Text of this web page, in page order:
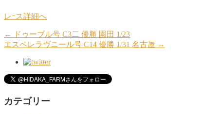
レｰス詳細へ
←
ドゥーブル号 C3二 優勝 園田 1/23
エスペレラヴニール号 C14 優勝 1/31 名古屋 →
カテゴリー